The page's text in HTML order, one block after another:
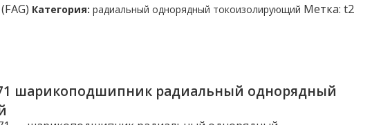
Категория: радиальный однорядный токоизолирующий Метка: t2
71 шарикоподшипник радиальный однорядный